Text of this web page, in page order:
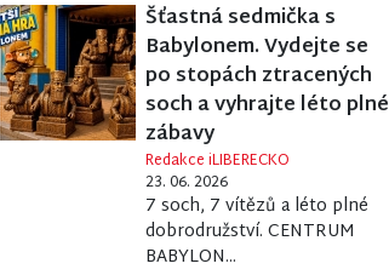
Šťastná sedmička s
Babylonem. Vydejte se
po stopách ztracených
soch a vyhrajte léto plné
zábavy
Redakce iLIBERECKO
23. 06. 2026
7 soch, 7 vítězů a léto plné
dobrodružství. CENTRUM
BABYLON...